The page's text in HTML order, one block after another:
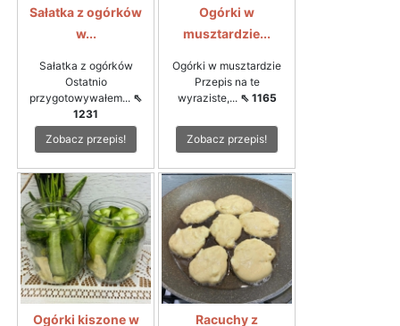
Sałatka z ogórków
w...
Sałatka z ogórków
Ostatnio
przygotowywałem... ⇖
1231
Zobacz przepis!
Ogórki w
musztardzie...
Ogórki w musztardzie
Przepis na te
wyraziste,... ⇖ 1165
Zobacz przepis!
Ogórki kiszone w
Racuchy z